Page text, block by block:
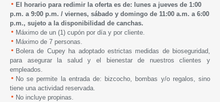
El horario para redimir la oferta es de: lunes a jueves de 1:00
p.m. a 9:00 p.m. / viernes, sábado y domingo de 11:00 a.m. a 6:00
p.m., sujeto a la disponibilidad de canchas.
Máximo de un (1) cupón por día y por cliente.
Máximo de 7 personas.
Bolera de Cupeyha adoptado estrictas medidas de bioseguridad,
para asegurar la salud y el bienestar de nuestros clientes y
empleados.
No se permite la entrada de: bizcocho, bombas y/o regalos, sino
tiene una actividad reservada.
No incluye propinas.